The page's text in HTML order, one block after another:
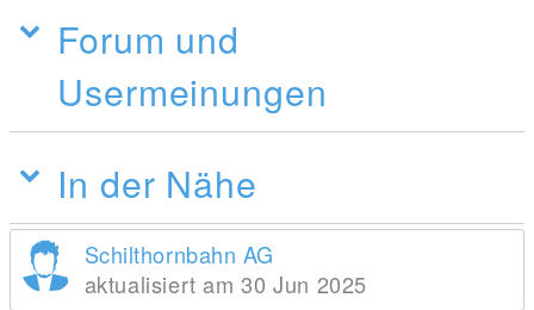
Forum und
Usermeinungen
In der Nähe
Schilthornbahn AG
aktualisiert am 30 Jun 2025